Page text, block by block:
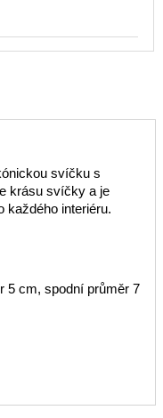
svíčku s
krásu svíčky a je
každého interiéru.
5 cm, spodní průměr 7